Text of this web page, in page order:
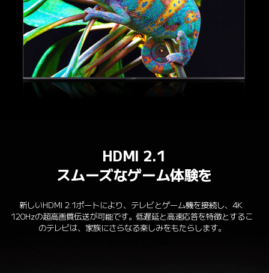
HDMI 2.1
スムーズなゲーム体験を
新しいHDMI 2.1ポートにより、テレビとゲーム機を接続し、4K
120Hzの超高画質伝送が可能です。低遅延と高速応答を特徴とするこ
のテレビは、家族にさらなる楽しみをもたらします。